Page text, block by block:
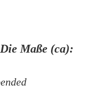
Maße (ca):